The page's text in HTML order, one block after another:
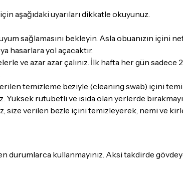
Sitemiz üzerinden satın
İadesi ve değişimi mümkün
İade ve değişimi talep
gerekmektedir. Satın almış
mutlakaDestekekibimiz ile
aşağıdaki uyarıları dikkatle okuyunuz.
sağlamasını bekleyin. Asla obuanızın içini
hasarlara yol açacaktır.
ve azar azar çalınız. İlk hafta her gün sadece
temizleme beziyle (cleaning swab) içini
rutubetli ve ısıda olan yerlerde
size verilen bezle içini temizleyerek, nemi ve
durumlarca kullanmayınız. Aksi takdirde